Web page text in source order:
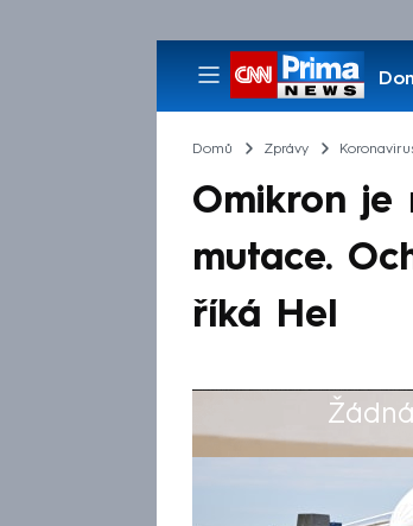
Domů Zprávy
Omikron je
mutace.
říká Hel
Výběr